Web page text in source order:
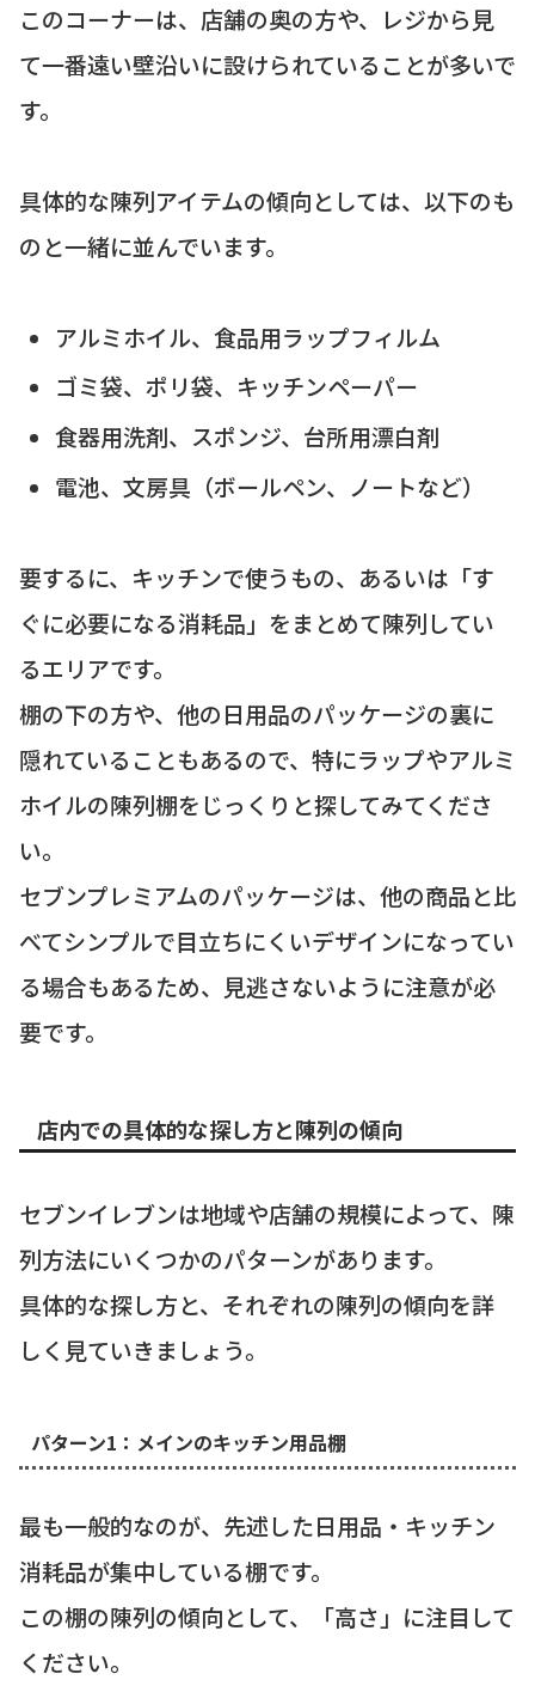
このコーナーは、店舗の奥の方や、レジから見
て一番遠い壁沿いに設けられていることが多いで
す。
具体的な陳列アイテムの傾向としては、以下のも
のと一緒に並んでいます。
アルミホイル、食品用ラップフィルム
ゴミ袋、ポリ袋、キッチンペーパー
食器用洗剤、スポンジ、台所用漂白剤
電池、文房具（ボールペン、ノートなど）
要するに、キッチンで使うもの、あるいは「す
ぐに必要になる消耗品」をまとめて陳列してい
るエリアです。
棚の下の方や、他の日用品のパッケージの裏に
隠れていることもあるので、特にラップやアルミ
ホイルの陳列棚をじっくりと探してみてくださ
い。
セブンプレミアムのパッケージは、他の商品と比
べてシンプルで目立ちにくいデザインになってい
る場合もあるため、見逃さないように注意が必
要です。
店内での具体的な探し方と陳列の傾向
セブンイレブンは地域や店舗の規模によって、陳
列方法にいくつかのパターンがあります。
具体的な探し方と、それぞれの陳列の傾向を詳
しく見ていきましょう。
パターン1：メインのキッチン用品棚
最も一般的なのが、先述した日用品・キッチン
消耗品が集中している棚です。
この棚の陳列の傾向として、「高さ」に注目して
ください。